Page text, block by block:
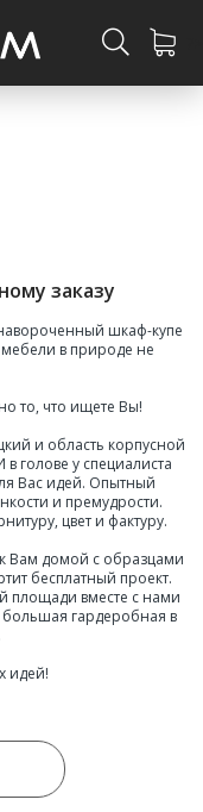
заказу
шкаф-купе
в природе не
то, что ищете Вы!
и область корпусной
голове у специалиста
Вас идей. Опытный
и премудрости.
цвет и фактуру.
к Вам домой с образцами
бесплатный проект.
площади вместе с нами
большая гардеробная в
идей!